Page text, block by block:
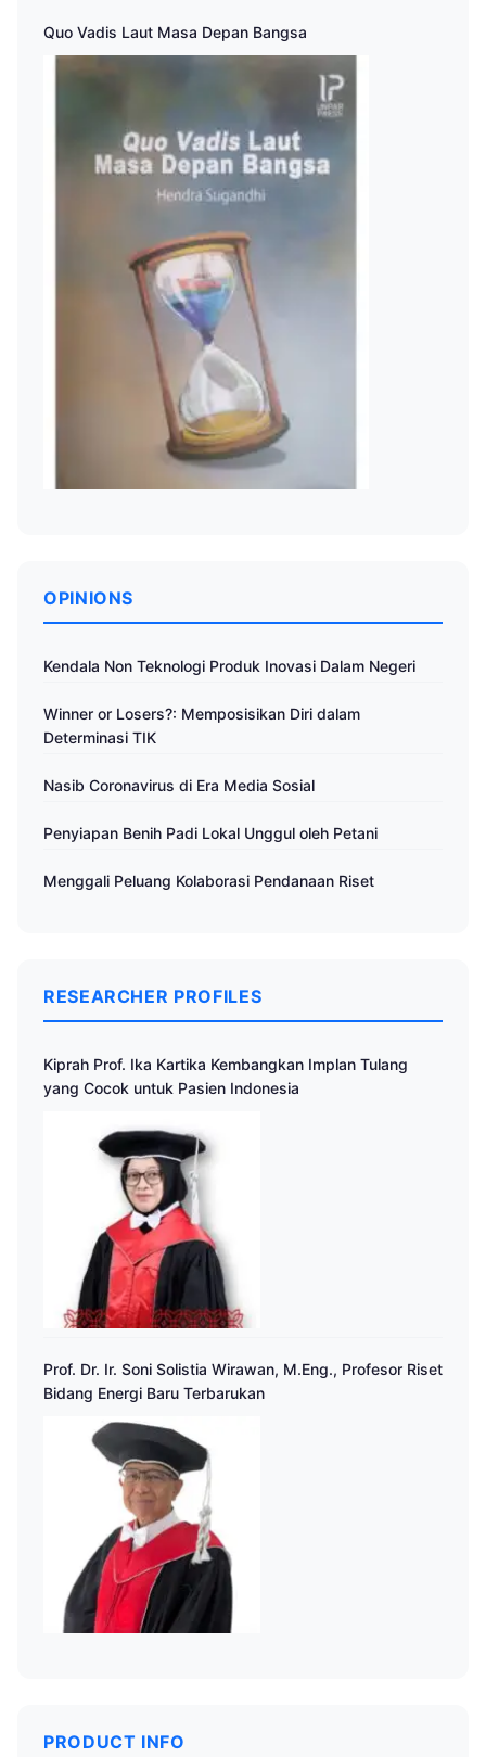
Quo Vadis Laut Masa Depan Bangsa
OPINIONS
Kendala Non Teknologi Produk Inovasi Dalam Negeri
Winner or Losers?: Memposisikan Diri dalam
Determinasi TIK
Nasib Coronavirus di Era Media Sosial
Penyiapan Benih Padi Lokal Unggul oleh Petani
Menggali Peluang Kolaborasi Pendanaan Riset
RESEARCHER PROFILES
Kiprah Prof. Ika Kartika Kembangkan Implan Tulang
yang Cocok untuk Pasien Indonesia
Prof. Dr. Ir. Soni Solistia Wirawan, M.Eng., Profesor Riset
Bidang Energi Baru Terbarukan
PRODUCT INFO